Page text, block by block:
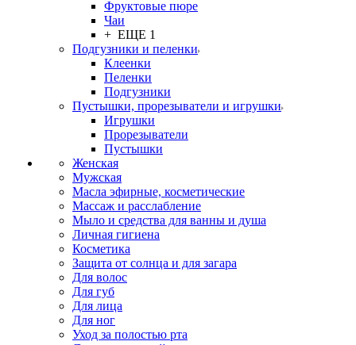
Фруктовые пюре
Чаи
+ ЕЩЕ 1
Подгузники и пеленки
Клеенки
Пеленки
Подгузники
Пустышки, прорезыватели и игрушки
Игрушки
Прорезыватели
Пустышки
Женская
Мужская
Масла эфирные, косметические
Массаж и расслабление
Мыло и средства для ванны и душа
Личная гигиена
Косметика
Защита от солнца и для загара
Для волос
Для губ
Для лица
Для ног
Уход за полостью рта